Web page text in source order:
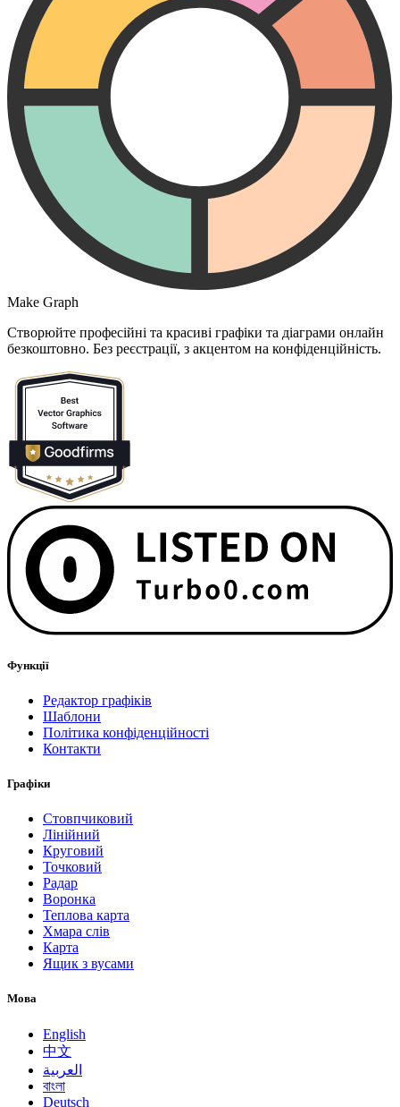
Make Graph
Створюйте професійні та красиві графіки та діаграми онлайн
безкоштовно. Без реєстрації, з акцентом на конфіденційність.
Функції
Редактор графіків
Шаблони
Політика конфіденційності
Контакти
Графіки
Стовпчиковий
Лінійний
Круговий
Точковий
Радар
Воронка
Теплова карта
Хмара слів
Карта
Ящик з вусами
Мова
English
中文
العربية
বাংলা
Deutsch